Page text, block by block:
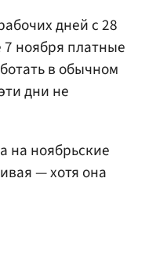
дней с 28
7 ноября платные
в обычном
дни не
на ноябрьские
— хотя она